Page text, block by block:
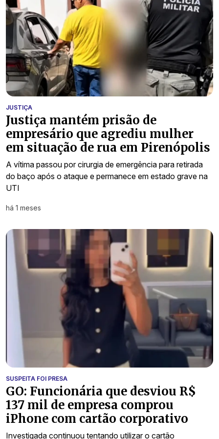
JUSTIÇA
Justiça mantém prisão de
empresário que agrediu mulher
em situação de rua em Pirenópolis
A vítima passou por cirurgia de emergência para retirada
do baço após o ataque e permanece em estado grave na
UTI
há 1 meses
SUSPEITA FOI PRESA
GO: Funcionária que desviou R$
137 mil de empresa comprou
iPhone com cartão corporativo
Investigada continuou tentando utilizar o cartão